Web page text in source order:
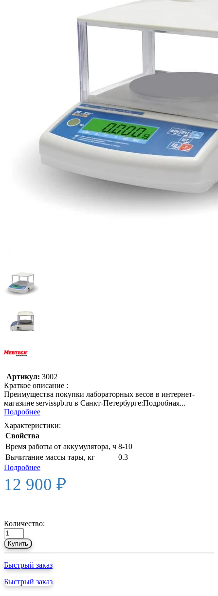
Артикул: 3002
Краткое описание :
Преимущества покупки лабораторных весов в интернет-
магазине servisspb.ru в Санкт-Петербурге:Подробная...
Подробнее
Характеристики:
Свойства
Время работы от аккумулятора, ч 8-10
Вычитание массы тары, кг
0.3
Подробнее
12 900 ₽
Количество:
Купить
Быстрый заказ
Быстрый заказ